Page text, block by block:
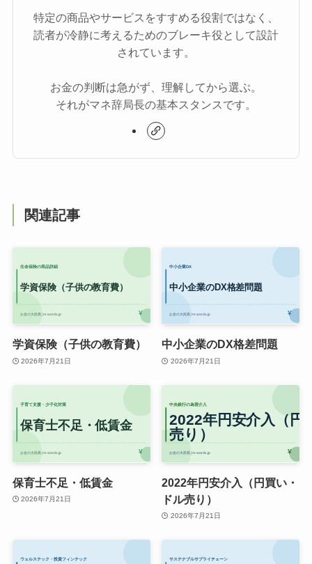
特定の商品やサービスをすすめる役割ではなく、
読者が冷静に考えるためのブレーキ役として設計
されています。
お金の判断は急がず、理解してから選ぶ。
それがマネ辞局長の基本スタンスです。
関連記事
学資保険（子供の教育費）
2026年7月21日
中小企業のDX格差問題
2026年7月21日
保育士不足・低賃金
2026年7月21日
2022年円安介入（円買い・
ドル売り）
2026年7月21日